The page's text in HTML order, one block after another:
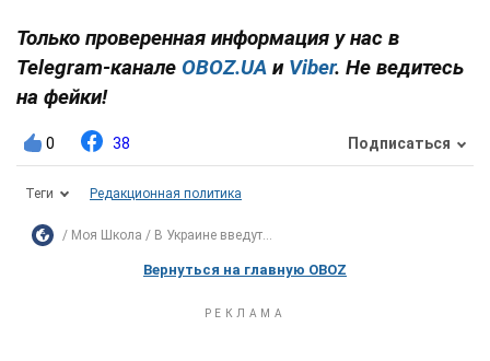
Только проверенная информация у нас в
Telegram-канале OBOZ.UA и Viber. Не ведитесь
на фейки!
0 38 Подписаться
Теги Редакционная политика
Моя Школа В Украине введут...
Вернуться на главную OBOZ